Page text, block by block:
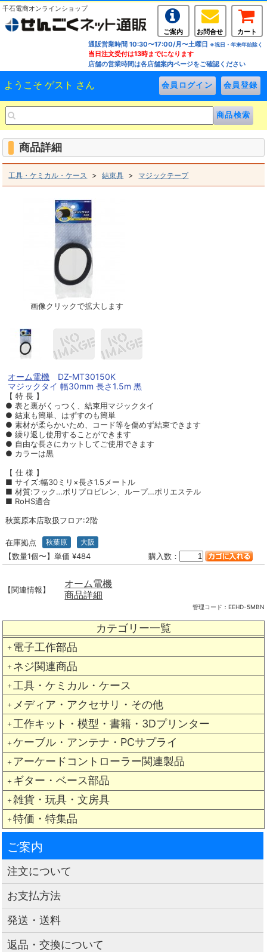
千石電商オンラインショップ
ご案内 お問合せ
カート
通販営業時間 10:30〜17:00/月〜土曜日 ※祝日・年末年始除く
当日注文受付は13時までになります
店舗の営業時間は各店舗案内ページをご確認ください
ようこそ ゲスト さん
カテゴリー一覧
＋ 電子工作部品
＋ ネジ関連商品
＋ 工具・ケミカル・ケース
＋ メディア・アクセサリ・その他
＋ 工作キット・模型・書籍・3Dプリンター
＋ ケーブル・アンテナ・PCサプライ
＋ アーケードコントローラー関連製品
＋ ギター・ベース部品
＋ 雑貨・玩具・文房具
＋ 特価・特集品
商品詳細
工具・ケミカル・ケース >結束具 > マジックテープ
画像クリックで拡大します
オーム電機 DZ-MT30150K
マジックタイ 幅30mm 長さ1.5m 黒
【 特 長 】
● 表と裏がくっつく、結束用マジックタイ
● 結束も簡単、はずすのも簡単
● 素材が柔らかいため、コード等を傷めず結束できます
● 繰り返し使用することができます
● 自由な長さにカットしてご使用できます
● カラーは黒
【 仕 様 】
■ サイズ:幅30ミリ×長さ1.5メートル
■ 材質:フック…ポリプロピレン、ループ…ポリエステル
■ RoHS適合
秋葉原本店取扱フロア:2階
在庫拠点 秋葉原 大阪
【数量1個〜】単価 ¥484 購入数：
【関連情報】
オーム電機
商品詳細
管理コード： EEHD-5MBN
ご案内
注文について
お支払方法
発送・送料
返品・交換について